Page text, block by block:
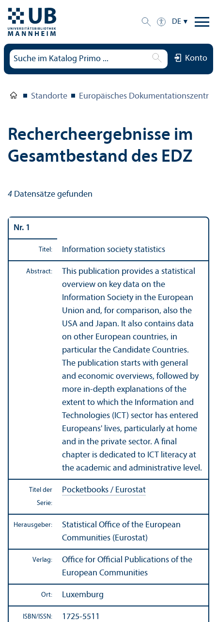
DE
Konto
Standorte Europäisches
Rechercheergebnisse im
Gesamtbestand des EDZ
4 Datensätze gefunden
Nr. 1
Titel: Information society statistics
Abstract:
This publication provides a statistical
overview on key data on the
Information Society in the European
Union and, for comparison, also the
USA and Japan. It also contains data
on other European countries, in
particular the Candidate Countries.
The publication starts with general
and economic overviews, followed by
more in-depth explanations of the
extent to which the Information and
Technologies (ICT) sector has entered
Europeans' lives, particularly at home
and in the private sector. A final
chapter is dedicated to ICT literacy at
the academic and administrative level.
Titel der
Serie:
Pocketbooks / Eurostat
Herausgeber:
Statistical Office of the European
Communities (Eurostat)
Verlag:
Office for Official Publications of the
European Communities
Ort: Luxemburg
ISBN/ ISSN: 1725-5511